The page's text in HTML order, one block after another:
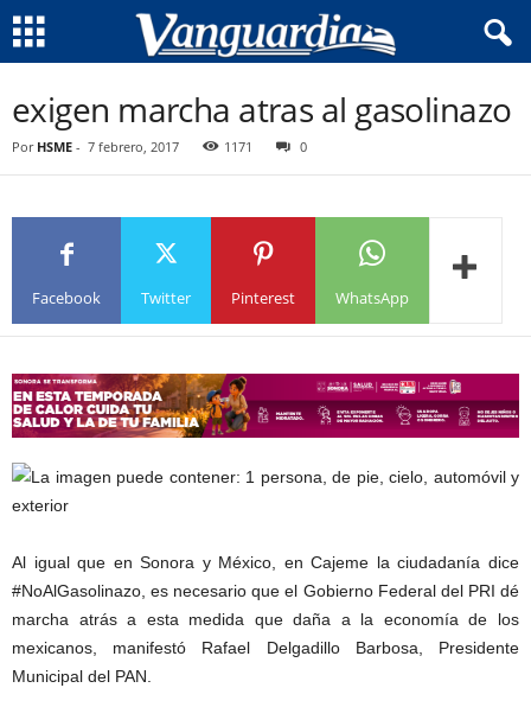
exigen marcha atras al gasolinazo
Por HSME - 7 febrero, 2017 1171 0
Facebook Twitter Pinterest WhatsApp
Al igual que en Sonora y México, en Cajeme la ciudadanía dice
#NoAlGasolinazo, es necesario que el Gobierno Federal del PRI dé
marcha atrás a esta medida que daña a la economía de los
mexicanos, manifestó Rafael Delgadillo Barbosa, Presidente
Municipal del PAN.